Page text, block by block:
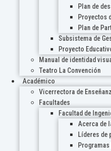
Plan de
Proyectos
Plan de
Subsistema de
Proyecto
Manual de identidad
Teatro La Convención
Académico
Vicerrectora de
Facultades
Facultad de
Acerca de
Líderes de